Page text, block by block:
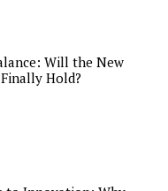
Will the New
Hold?